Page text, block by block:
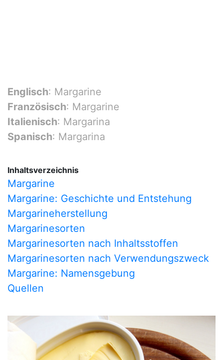
Englisch: Margarine
Französisch: Margarine
Italienisch: Margarina
Spanisch: Margarina
Inhaltsverzeichnis
Margarine
Margarine: Geschichte und Entstehung
Margarineherstellung
Margarinesorten
Margarinesorten nach Inhaltsstoffen
Margarinesorten nach Verwendungszweck
Margarine: Namensgebung
Quellen